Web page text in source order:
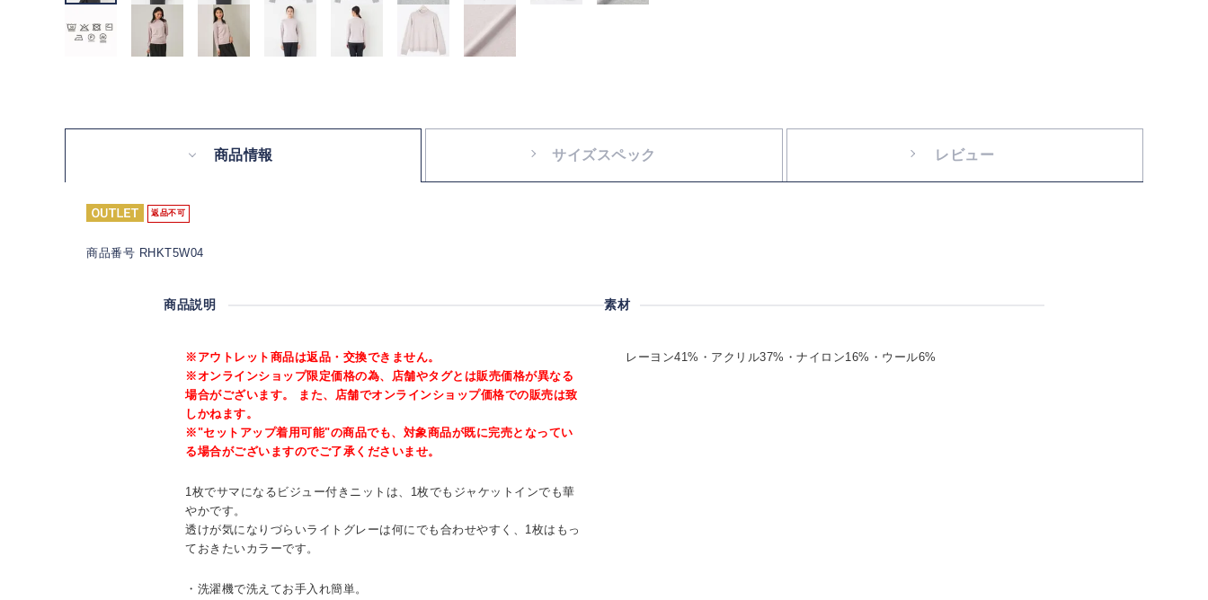
商品情報 サイズスペック レビュー
返品不可
商品番号 RHKT5W04
商品説明
※アウトレット商品は返品・交換できません。
※オンラインショップ限定価格の為、店舗やタグとは販売価格が異なる
場合がございます。 また、店舗でオンラインショップ価格での販売は致
しかねます。
※"セットアップ着用可能"の商品でも、対象商品が既に完売となってい
る場合がございますのでご了承くださいませ。
1枚でサマになるビジュー付きニットは、1枚でもジャケットインでも華
やかです。
透けが気になりづらいライトグレーは何にでも合わせやすく、1枚はもっ
ておきたいカラーです。
・洗濯機で洗えてお手入れ簡単。
素材
レーヨン41%・アクリル37%・ナイロン16%・ウール6%